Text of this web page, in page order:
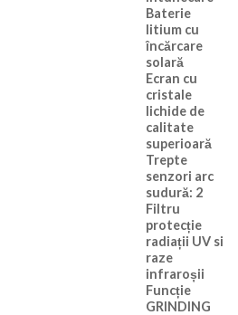
Baterie
litium cu
încărcare
solară
Ecran cu
cristale
lichide de
calitate
superioară
Trepte
senzori arc
sudură: 2
Filtru
protecție
radiații UV si
raze
infraroșii
Funcție
GRINDING